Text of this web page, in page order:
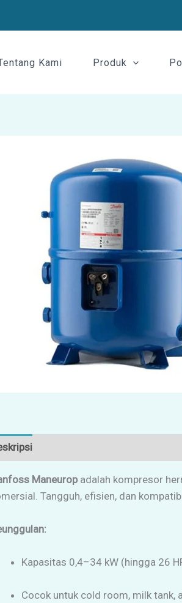
Kami Produk
Maneurop adalah kompresor
Tangguh, efisien, dan
Kapasitas 0,4–34 kW (hingga 26
Cocok untuk cold room, milk tank,